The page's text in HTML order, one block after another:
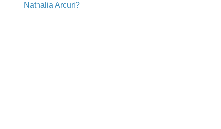
Nathalia Arcuri?